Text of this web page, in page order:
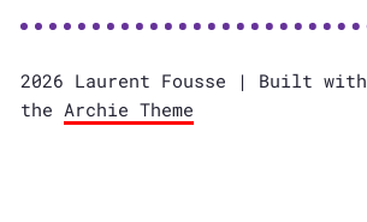
2026 Laurent Fousse | Built with
the Archie Theme